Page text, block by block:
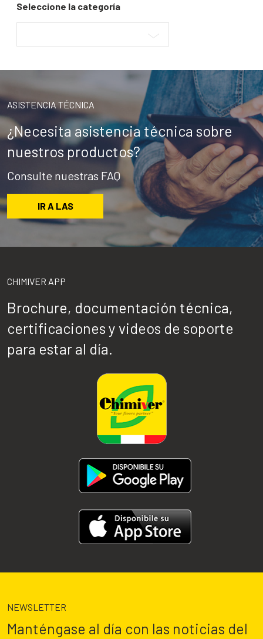
Seleccione la categoría
ASISTENCIA TÉCNICA
¿Necesita asistencia técnica sobre
nuestros productos?
Consulte nuestras FAQ
IR A LAS
CHIMIVER APP
Brochure, documentación técnica,
certificaciones y videos de soporte
para estar al día.
NEWSLETTER
Manténgase al día con las noticias del